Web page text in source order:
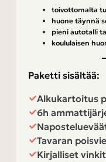
toivottomalta
huone täynnä
pieni autotalli
koululaisen
Paketti sisältää:
Alkukartoitus
6h
Tavaran
Kirjalliset